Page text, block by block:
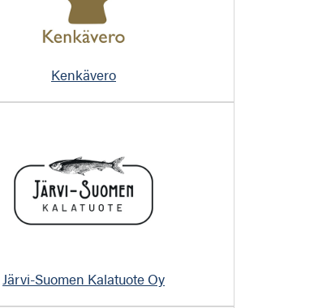
Kenkävero
Järvi-Suomen Kalatuote Oy